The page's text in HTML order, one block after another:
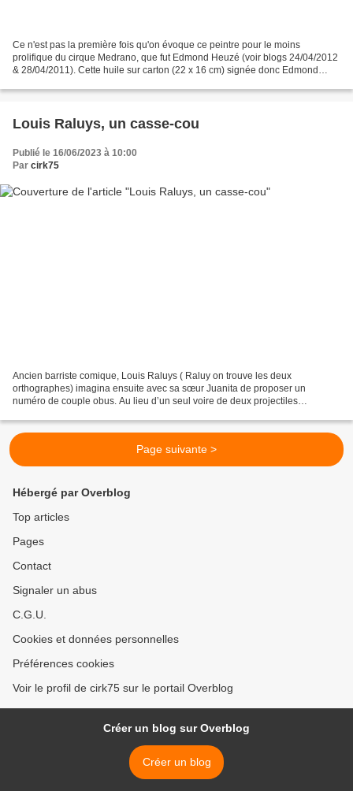
Ce n'est pas la première fois qu'on évoque ce peintre pour le moins
prolifique du cirque Medrano, que fut Edmond Heuzé (voir blogs 24/04/2012
& 28/04/2011). Cette huile sur carton (22 x 16 cm) signée donc Edmond
Louis Raluys, un casse-cou
Publié le 16/06/2023 à 10:00
Par cirk75
Ancien barriste comique, Louis Raluys ( Raluy on trouve les deux
orthographes) imagina ensuite avec sa sœur Juanita de proposer un
numéro de couple obus. Au lieu d’un seul voire de deux projectiles
Page suivante >
Hébergé par Overblog
Top articles
Pages
Contact
Signaler un abus
C.G.U.
Cookies et données personnelles
Préférences cookies
Voir le profil de cirk75 sur le portail Overblog
Créer un blog sur Overblog
Créer un blog